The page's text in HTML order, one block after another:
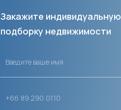
Закажите индивидуальную
подборку недвижимости